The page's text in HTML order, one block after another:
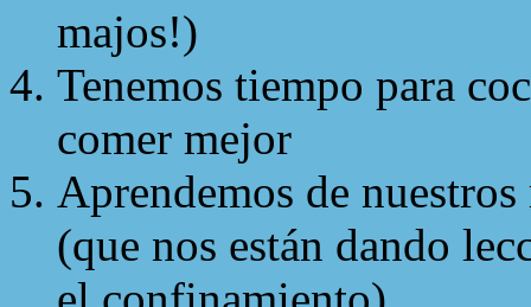
majos!)
Tenemos tiempo para
comer mejor
Aprendemos de
(que nos están dando